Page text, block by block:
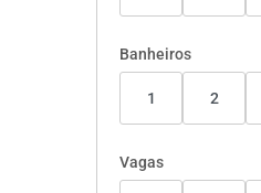
Banheiros
1 2
Vagas